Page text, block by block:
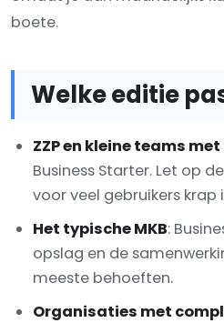
boete.
Welke editie
ZZP en kleine teams
Business Starter. Let op
voor veel gebruikers krap
Het typische MKB:
opslag en de
meeste behoeften.
Organisaties met